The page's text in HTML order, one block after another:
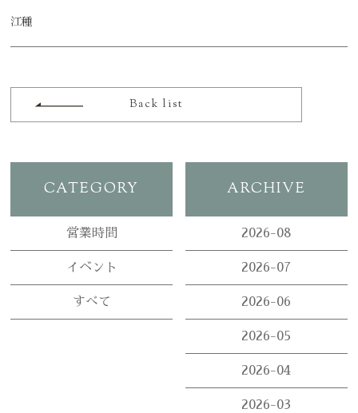
078-861-2525
江種
Back list
CATEGORY
営業時間
イベント
すべて
ARCHIVE
2026-08
2026-07
2026-06
2026-05
2026-04
2026-03